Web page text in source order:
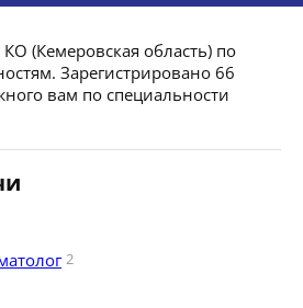
(Кемеровская область) по
Зарегистрировано 66
вам по специальности
2